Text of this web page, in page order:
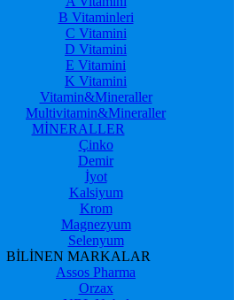
B Vitaminleri
C Vitamini
D Vitamini
E Vitamini
K Vitamini
Vitamin&Mineraller
Multivitamin&Mineraller
MİNERALLER
Çinko
Demir
İyot
Kalsiyum
Krom
Magnezyum
Selenyum
BİLİNEN MARKALAR
Assos Pharma
Orzax